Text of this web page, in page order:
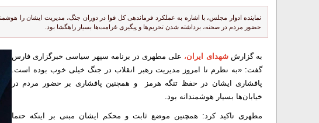
نماینده ادوار مجلس، با اشاره به عملکرد فرماندهی کل قوا در دوران جنگ، مدیریت ایشان را
حضور مردم در صحنه، برداشته شدن تحریم‌ها و پیگیری غرامت‌ها بسیار راهگشا بود.
به گزارششهدای ایران، علی مطهری در برنامه سپهر سیاسی خبرگزاری فارس
گفت: «به نظرم تا امروز مدیریت رهبر انقلاب در جنگ خیلی خوب بوده است.
پافشاری ایشان در حفظ تنگه هرمز و همچنین پافشاری بر حضور مردم در
خیابان‌ها بسیار هوشمندانه بود.
مطهری تاکید کرد: همچنین موضع ثابت و محکم ایشان مبنی بر اینکه حتما